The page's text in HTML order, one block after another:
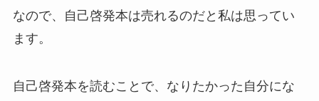
なので、自己啓発本は売れるのだと私は思ってい
ます。
自己啓発本を読むことで、なりたかった自分にな